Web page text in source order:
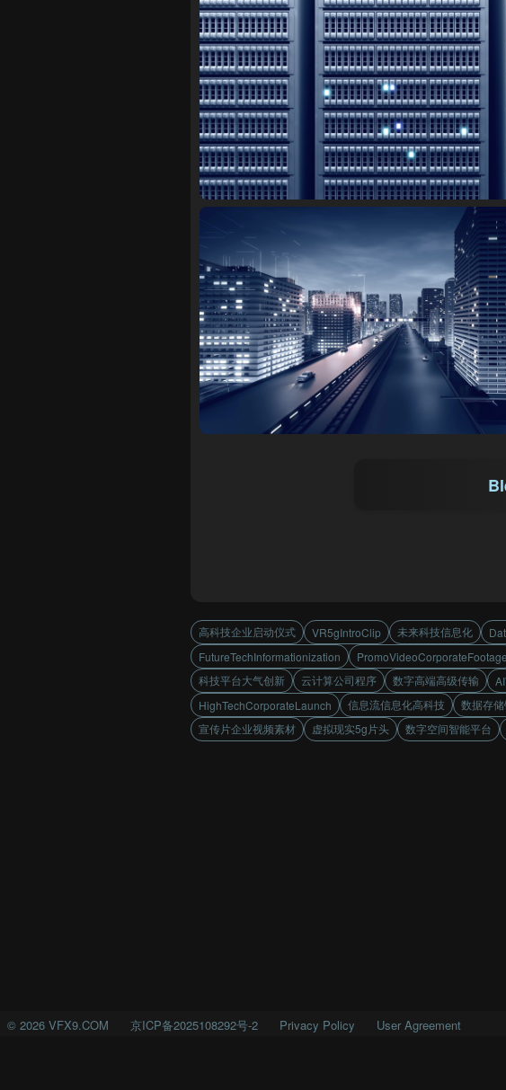
© 2026 VFX9.COM 京ICP备2025108292号-2 Privacy Policy User Agreement
高科技企业启动仪式 VR5gIntroClip 未来科技信息化
FutureTechInformationization
PromoVideoCorporateFootage
科技平台大气创新
云计算公司程序 数字高端高级传输
HighTechCorporateLaunch
信息流信息化高科技 数据存
宣传片企业视频素材
虚拟现实5g片头 数字空间智能平台